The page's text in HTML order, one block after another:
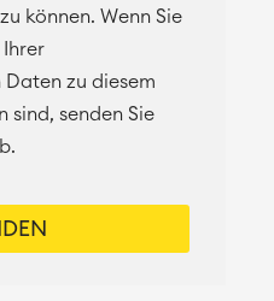
können. Wenn Sie
zu diesem
sind, senden Sie